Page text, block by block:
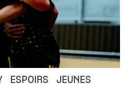
ESPOIRS JEUNES